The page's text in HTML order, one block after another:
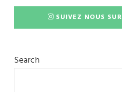
SUIVEZ NOUS
Search